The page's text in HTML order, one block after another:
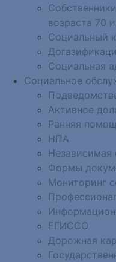
возраста 70
Социальный
Социальная
Социальное
Активное
Ранняя
НПА
Независимая
Формы
Мониторинг
ЕГИССО
Дорожная